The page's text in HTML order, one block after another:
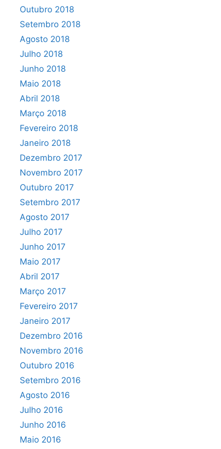
Outubro 2018
Setembro 2018
Agosto 2018
Julho 2018
Junho 2018
Maio 2018
Abril 2018
Março 2018
Fevereiro 2018
Janeiro 2018
Dezembro 2017
Novembro 2017
Outubro 2017
Setembro 2017
Agosto 2017
Julho 2017
Junho 2017
Maio 2017
Abril 2017
Março 2017
Fevereiro 2017
Janeiro 2017
Dezembro 2016
Novembro 2016
Outubro 2016
Setembro 2016
Agosto 2016
Julho 2016
Junho 2016
Maio 2016